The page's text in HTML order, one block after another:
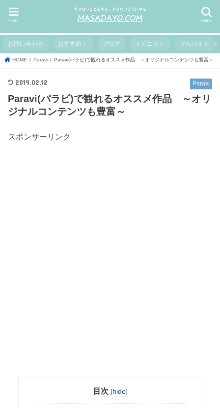
search
menu
お問い合わせ おすすめ！ ブログ オピニオン アルバイト
HOME Paravi Paravi(パラビ)で観れるオススメ作品 ～オリジナルコンテンツも豊富～
Paravi
2019.02.12
Paravi(パラビ)で観れるオススメ作品 ～オリ
ジナルコンテンツも豊富～
スポンサーリンク
目次 [hide]